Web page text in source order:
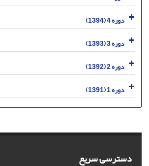
دوره 4 (1394)
دوره 3 (1393)
دوره 2 (1392)
دوره 1 (1391)
دسترسی سریع